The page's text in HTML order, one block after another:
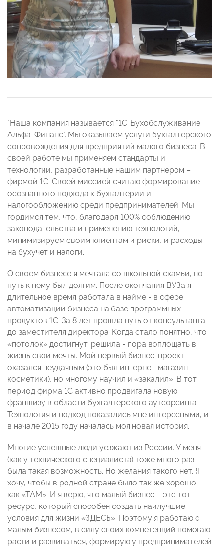
"Наша компания называется "1С: Бухобслуживание.
Альфа-Финанс". Мы оказываем услуги бухгалтерского
сопровождения для предприятий малого бизнеса. В
своей работе мы применяем стандарты и
технологии, разработанные нашим партнером –
фирмой 1С. Своей миссией считаю формирование
осознанного подхода к бухгалтерии и
налогообложению среди предпринимателей. Мы
гордимся тем, что, благодаря 100% соблюдению
законодательства и применению технологий,
минимизируем своим клиентам и риски, и расходы
на бухучет и налоги.
О своем бизнесе я мечтала со школьной скамьи, но
путь к нему был долгим. После окончания ВУЗа я
длительное время работала в найме - в сфере
автоматизации бизнеса на базе программных
продуктов 1С. За 8 лет прошла путь от консультанта
до заместителя директора. Когда стало понятно, что
«потолок» достигнут, решила - пора воплощать в
жизнь свои мечты. Мой первый бизнес-проект
оказался неудачным (это был интернет-магазин
косметики), но многому научил и «закалил». В тот
период фирма 1С активно продвигала новую
франшизу в области бухгалтерского аутсорсинга.
Технология и подход показались мне интересными, и
в начале 2015 году началась моя новая история.
Многие успешные люди уезжают из России. У меня
(как у технического специалиста) тоже много раз
была такая возможность. Но желания такого нет. Я
хочу, чтобы в родной стране было так же хорошо,
как «ТАМ». И я верю, что малый бизнес – это тот
ресурс, который способен создать наилучшие
условия для жизни «ЗДЕСЬ». Поэтому я работаю с
малым бизнесом, в силу своих компетенций помогаю
расти и развиваться, формирую у предпринимателей